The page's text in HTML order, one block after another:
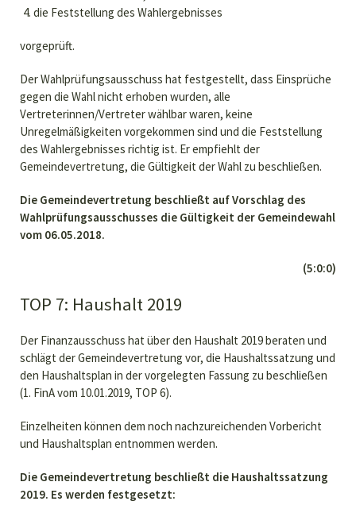
die Feststellung des Wahlergebnisses
vorgeprüft.
Der Wahlprüfungsausschuss hat festgestellt, dass Einsprüche
gegen die Wahl nicht erhoben wurden, alle
Vertreterinnen/Vertreter wählbar waren, keine
Unregelmäßigkeiten vorgekommen sind und die Feststellung
des Wahlergebnisses richtig ist. Er empfiehlt der
Gemeindevertretung, die Gültigkeit der Wahl zu beschließen.
Die Gemeindevertretung beschließt auf Vorschlag des
Wahlprüfungsausschusses die Gültigkeit der Gemeindewahl
vom 06.05.2018.
(5:0:0)
TOP 7: Haushalt 2019
Der Finanzausschuss hat über den Haushalt 2019 beraten und
schlägt der Gemeindevertretung vor, die Haushaltssatzung und
den Haushaltsplan in der vorgelegten Fassung zu beschließen
(1. FinA vom 10.01.2019, TOP 6).
Einzelheiten können dem noch nachzureichenden Vorbericht
und Haushaltsplan entnommen werden.
Die Gemeindevertretung beschließt die Haushaltssatzung
2019. Es werden festgesetzt: